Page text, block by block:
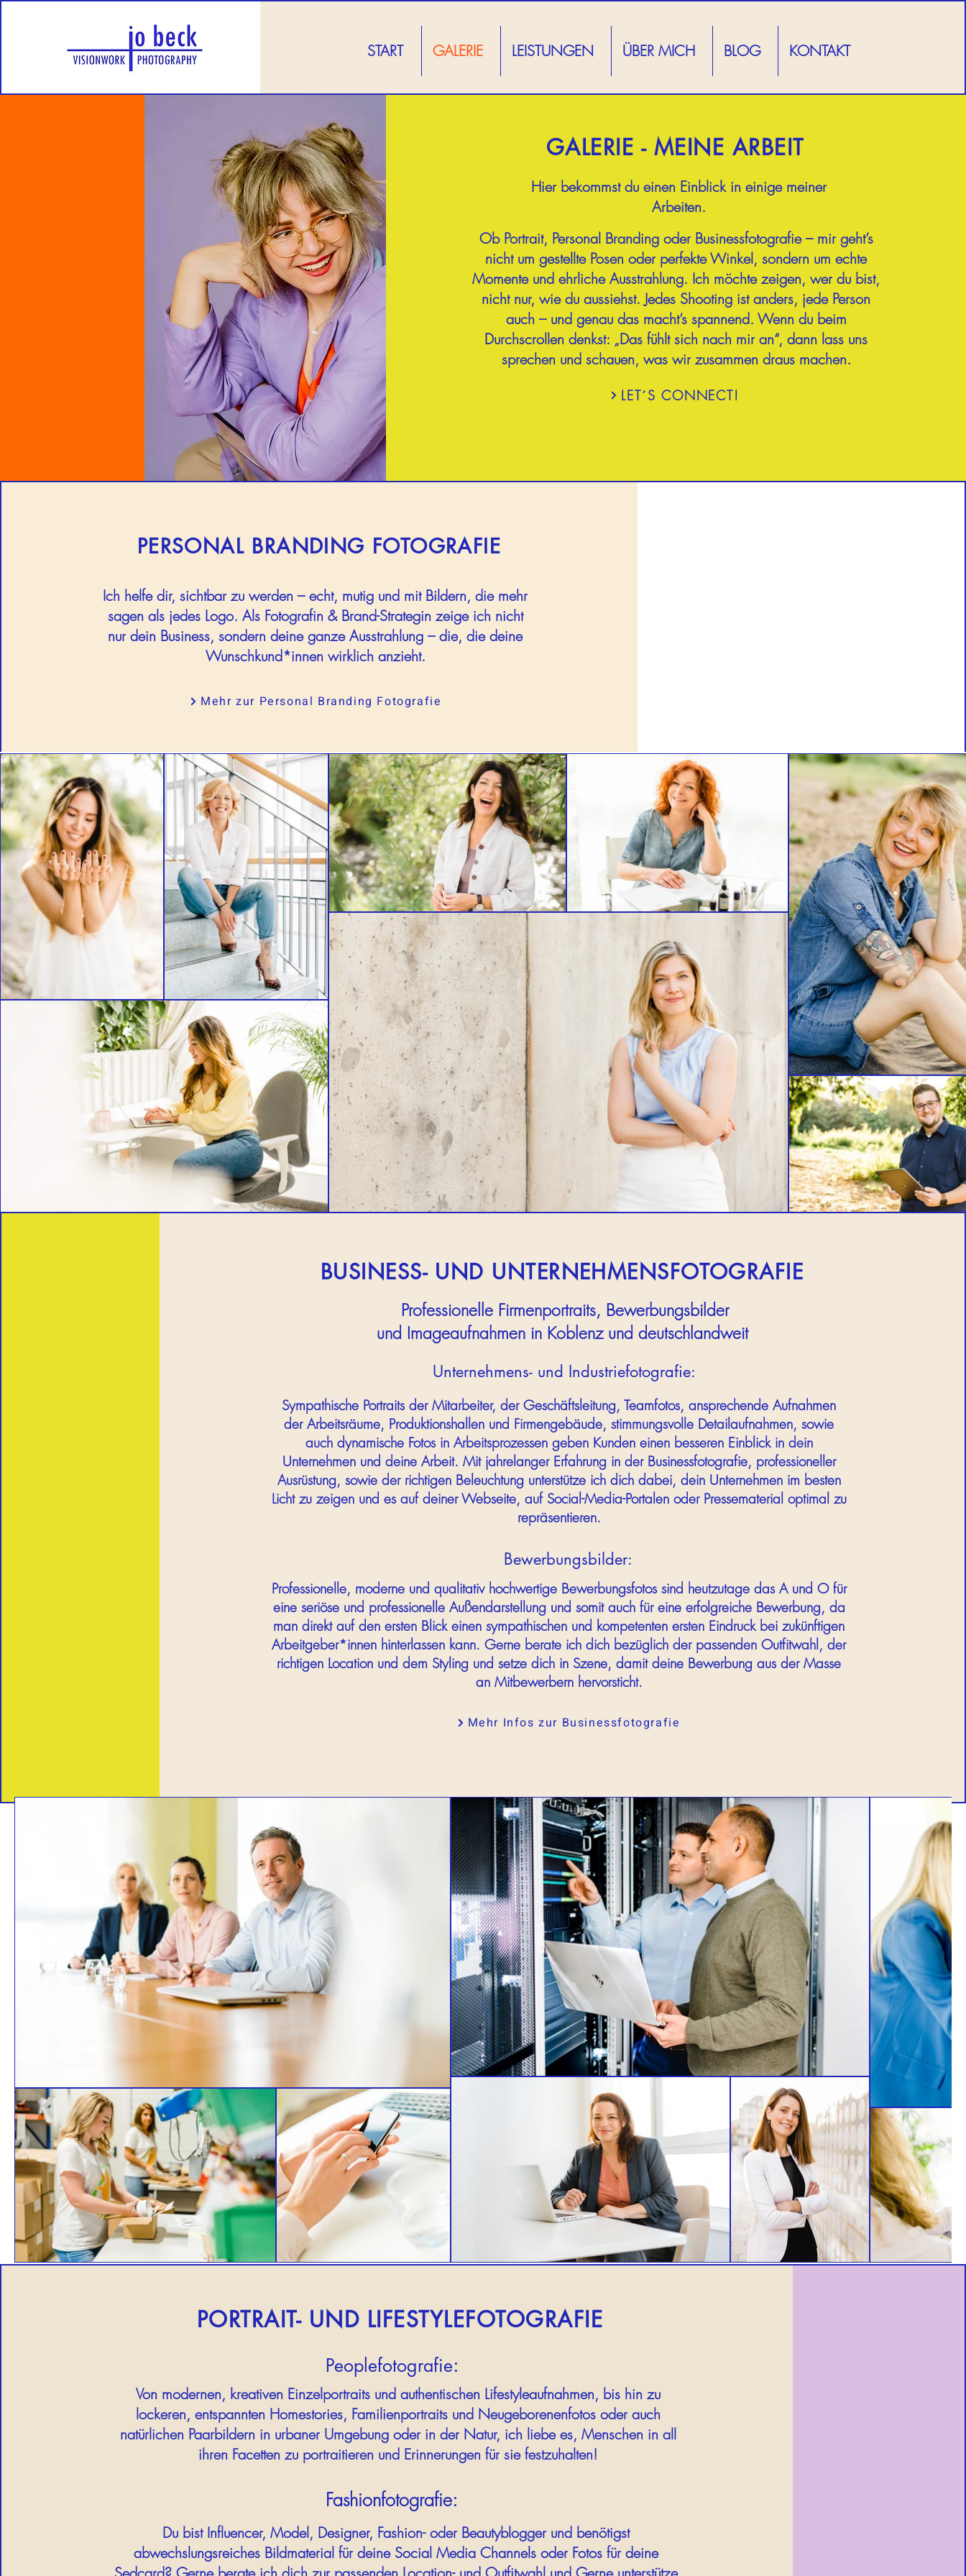
START GALERIE LEISTUNGEN ÜBER MICH BLOG KONTAKT
GALERIE - MEINE ARBEIT
Hier bekommst du einen Einblick in einige meiner
Arbeiten.
Ob Portrait, Personal Branding oder Businessfotografie – mir geht’s
nicht um gestellte Posen oder perfekte Winkel, sondern um echte
Momente und ehrliche Ausstrahlung. Ich möchte zeigen, wer du bist,
nicht nur, wie du aussiehst. Jedes Shooting ist anders, jede Person
auch – und genau das macht’s spannend. Wenn du beim
Durchscrollen denkst: „Das fühlt sich nach mir an“, dann lass uns
sprechen und schauen, was wir zusammen draus machen.
LET´S CONNECT!
PERSONAL BRANDING FOTOGRAFIE
Ich helfe dir, sichtbar zu werden – echt, mutig und mit Bildern, die mehr
sagen als jedes Logo. Als Fotografin & Brand-Strategin zeige ich nicht
nur dein Business, sondern deine ganze Ausstrahlung – die, die deine
Wunschkund*innen wirklich anzieht.
Mehr zur Personal Branding Fotografie
BUSINESS- UND UNTERNEHMENSFOTOGRAFIE
Professionelle Firmenportraits, Bewerbungsbilder
und Imageaufnahmen in Koblenz und deutschlandweit
Unternehmens- und Industriefotografie:
Sympathische Portraits der Mitarbeiter, der Geschäftsleitung, Teamfotos, ansprechende Aufnahmen
der Arbeitsräume, Produktionshallen und Firmengebäude, stimmungsvolle Detailaufnahmen, sowie
auch dynamische Fotos in Arbeitsprozessen geben Kunden einen besseren Einblick in dein
Unternehmen und deine Arbeit. Mit jahrelanger Erfahrung in der Businessfotografie, professioneller
Ausrüstung, sowie der richtigen Beleuchtung unterstütze ich dich dabei, dein Unternehmen im besten
Licht zu zeigen und es auf deiner Webseite, auf Social-Media-Portalen oder Pressematerial optimal zu
repräsentieren.
Bewerbungsbilder:
Professionelle, moderne und qualitativ hochwertige Bewerbungsfotos sind heutzutage das A und O für
eine seriöse und professionelle Außendarstellung und somit auch für eine erfolgreiche Bewerbung, da
man direkt auf den ersten Blick einen sympathischen und kompetenten ersten Eindruck bei zukünftigen
Arbeitgeber*innen hinterlassen kann. Gerne berate ich dich bezüglich der passenden Outfitwahl, der
richtigen Location und dem Styling und setze dich in Szene, damit deine Bewerbung aus der Masse
an Mitbewerbern hervorsticht.
Mehr Infos zur Businessfotografie
PORTRAIT- UND LIFESTYLEFOTOGRAFIE
Peoplefotografie:
Von modernen, kreativen Einzelportraits und authentischen Lifestyleaufnahmen, bis hin zu
lockeren, entspannten Homestories, Familienportraits und Neugeborenenfotos oder auch
natürlichen Paarbildern in urbaner Umgebung oder in der Natur, ich liebe es, Menschen in all
ihren Facetten zu portraitieren und Erinnerungen für sie festzuhalten!
Fashionfotografie:
Du bist Influencer, Model, Designer, Fashion- oder Beautyblogger und benötigst
abwechslungsreiches Bildmaterial für deine Social Media Channels oder Fotos für deine